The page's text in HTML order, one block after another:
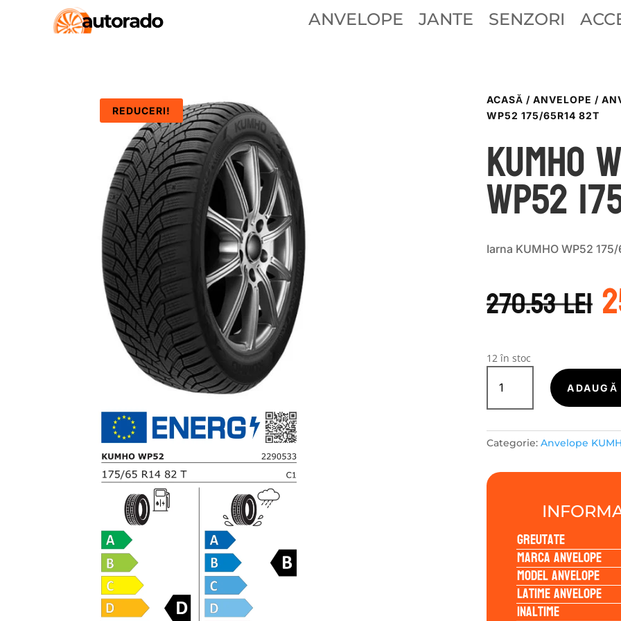
ANVELOPE JANTE SENZORI
REDUCERI!
ACASĂ / ANVELOPE /
WP52 175/65R14 82T
Kumho
WP52
Iarna KUMHO WP52
270.53leia
12 în stoc
Cantitate
Kumho
WINTERCRAFT
175/65R14
82T
ADAUGĂ
Categorie: Anvelope
Greutate
Marca anvelope
Model anvelope
Latime anvelope
Inaltime